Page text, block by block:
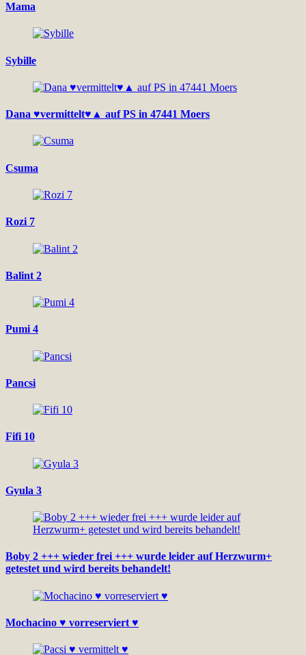
Mama
Sybille
Dana ♥vermittelt♥▲ auf PS in 47441 Moers
Csuma
Rozi 7
Balint 2
Pumi 4
Pancsi
Fifi 10
Gyula 3
Boby 2 +++ wieder frei +++ wurde leider auf Herzwurm+
getestet und wird bereits behandelt!
Mochacino ♥ vorreserviert ♥